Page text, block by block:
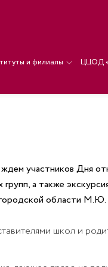
и филиалы ЦЦОД
участников Дня
а также
области
школ и